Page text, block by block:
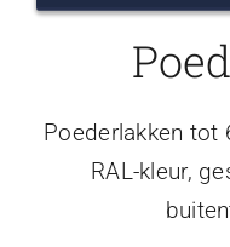
Poederlakken tot
RAL-kleur,